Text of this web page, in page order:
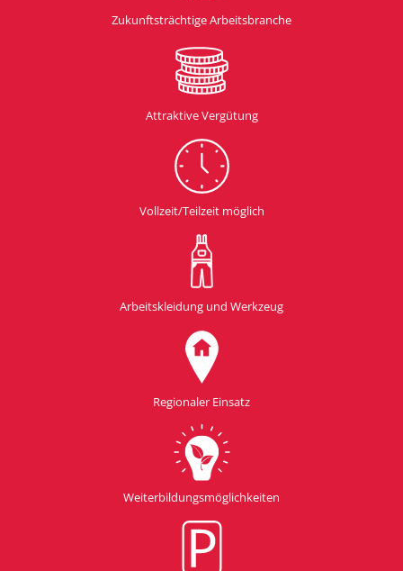
Zukunftsträchtige Arbeitsbranche
Attraktive Vergütung
Vollzeit/Teilzeit möglich
Arbeitskleidung und Werkzeug
Regionaler Einsatz
Weiterbildungsmöglichkeiten